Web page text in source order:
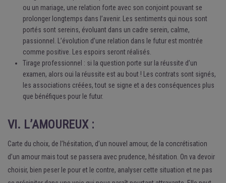
ou un mariage, une relation forte avec son conjoint pouvant se
prolonger longtemps dans l’avenir. Les sentiments qui nous sont
portés sont sereins, évoluant dans un cadre serein, calme,
passionnel. L’évolution d’une relation dans le futur est montrée
comme positive. Les espoirs seront réalisés.
Tirage professionnel : si la question porte sur la réussite d’un
examen, alors oui la réussite est au bout ! Les contrats sont signés,
les associations créées, tout se signe et a des conséquences plus
que bénéfiques pour le futur.
VI. L’AMOUREUX :
Carte du choix, de l’hésitation, d’un nouvel amour, de la concrétisation
d’un amour mais tout se passera avec prudence, hésitation. On va devoir
choisir, bien peser le pour et le contre, analyser cette situation et ne pas